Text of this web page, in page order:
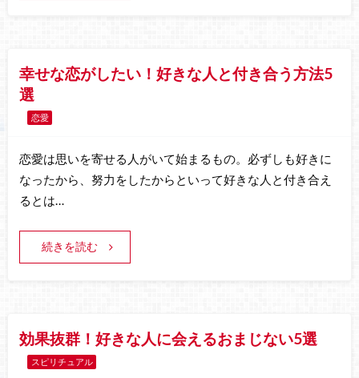
幸せな恋がしたい！好きな人と付き合う方法5
選
恋愛
恋愛は思いを寄せる人がいて始まるもの。必ずしも好きに
なったから、努力をしたからといって好きな人と付き合え
るとは…
続きを読む
効果抜群！好きな人に会えるおまじない5選
スピリチュアル